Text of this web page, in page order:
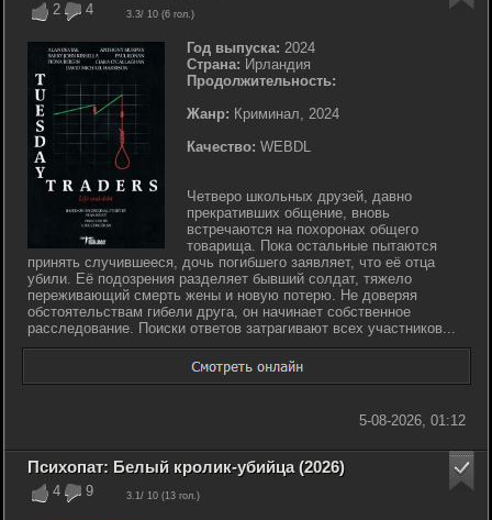
2 4 3.3/ 10 (6 гол.)
Год выпуска: 2024
Страна: Ирландия
Продолжительность:
Жанр: Криминал, 2024
Качество: WEBDL
Четверо школьных друзей, давно
прекративших общение, вновь
встречаются на похоронах общего
товарища. Пока остальные пытаются
принять случившееся, дочь погибшего заявляет, что её отца
убили. Её подозрения разделяет бывший солдат, тяжело
переживающий смерть жены и новую потерю. Не доверяя
обстоятельствам гибели друга, он начинает собственное
расследование. Поиски ответов затрагивают всех участников...
5-08-2026, 01:12
4 9 3.1/ 10 (13 гол.)
Психопат: Белый кролик-убийца (2026)